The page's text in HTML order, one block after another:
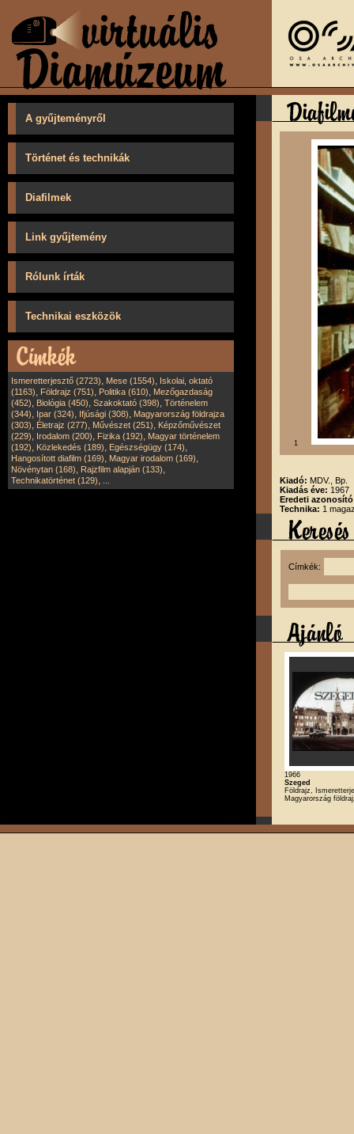
A gyűjteményről
Történet és technikák
Diafilmek
Link gyűjtemény
Rólunk írták
Technikai eszközök
Ismeretterjesztő (2723), Mese (1554), Iskolai, oktató
(1163), Földrajz (751), Politika (610), Mezőgazdaság
(452), Biológia (450), Szakoktató (398), Történelem
(344), Ipar (324), Ifjúsági (308), Magyarország földrajza
(303), Életrajz (277), Művészet (251), Képzőművészet
(229), Irodalom (200), Fizika (192), Magyar történelem
(192), Közlekedés (189), Egészségügy (174),
Hangosított diafilm (169), Magyar irodalom (169),
Növénytan (168), Rajzfilm alapján (133),
Technikatörténet (129),
1
Kiadó: MDV., Bp.
Kiadás éve: 1967
Eredeti
Technika: 1
Címkék:
1966
Szeged
Földrajz,
Magyarország